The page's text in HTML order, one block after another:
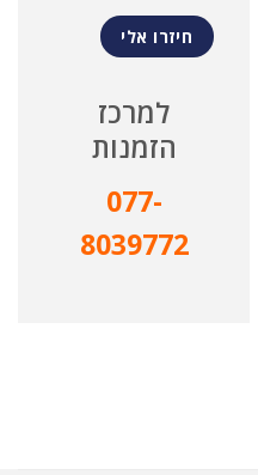
למרכז
הזמנות
077-
8039772